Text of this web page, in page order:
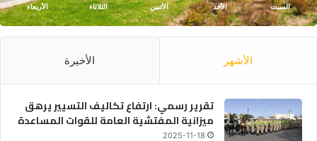
السبت الأحد الأثنين الثلاثاء الأربعاء
الأشهر الأخيرة
تقرير رسمي: ارتفاع تكاليف التسيير يرهق
ميزانية المفتشية العامة للقوات المساعدة
2025-11-18